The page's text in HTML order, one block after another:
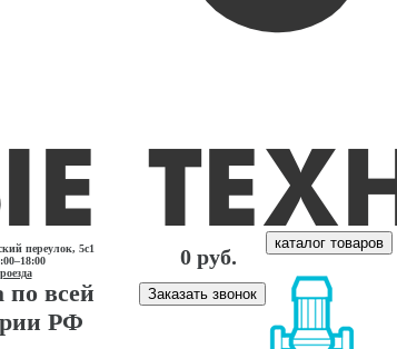
переулок, 5с1
по всей
РФ
0 руб.
Заказать звонок
каталог товаров